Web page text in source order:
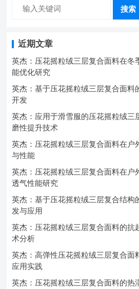
搜索
近期文章
英杰：压花摇粒绒三层复合面料在冬
能优化研究
英杰：基于压花摇粒绒三层复合面料
开发
英杰：应用于滑雪服的压花摇粒绒三
磨性提升技术
英杰：压花摇粒绒三层复合面料在户
与性能
英杰：压花摇粒绒三层复合面料在户
透气性能研究
英杰：基于压花摇粒绒三层复合结构
发与应用
英杰：压花摇粒绒三层复合面料的抗
术分析
英杰：高弹性压花摇粒绒三层复合面
应用实践
英杰：压花摇粒绒三层复合面料的热